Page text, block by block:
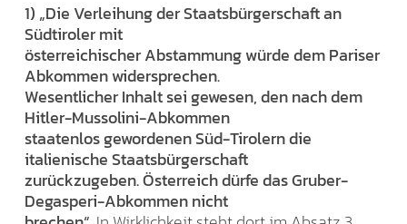
1) „Die Verleihung der Staatsbürgerschaft an
Südtiroler mit
österreichischer Abstammung würde dem Pariser
Abkommen widersprechen.
Wesentlicher Inhalt sei gewesen, den nach dem
Hitler-Mussolini-Abkommen
staatenlos gewordenen Süd-Tirolern die
italienische Staatsbürgerschaft
zurückzugeben. Österreich dürfe das Gruber-
Degasperi-Abkommen nicht